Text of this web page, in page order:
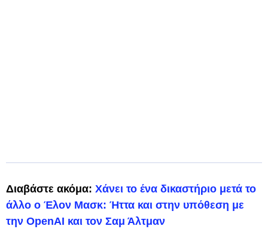
Διαβάστε ακόμα: Χάνει το ένα δικαστήριο μετά το
άλλο ο Έλον Μασκ: Ήττα και στην υπόθεση με
την OpenAI και τον Σαμ Άλτμαν